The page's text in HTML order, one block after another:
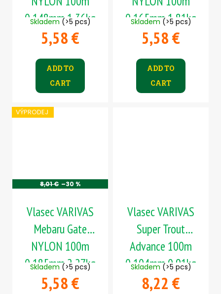
0,148mm 1,36kg
Skladem (>5 pcs)
5,58 €
ADD TO
CART
0,165mm 1,81kg
Skladem (>5 pcs)
5,58 €
ADD TO
CART
VÝPRODEJ
8,01 € –30 %
Vlasec VARIVAS
Mebaru Gate
NYLON 100m
0,185mm 2,27kg
Skladem (>5 pcs)
5,58 €
Vlasec VARIVAS
Super Trout
Advance 100m
0,104mm 0,91kg
Skladem (>5 pcs)
8,22 €